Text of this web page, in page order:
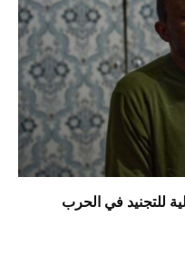
للتجنيد في الحرب